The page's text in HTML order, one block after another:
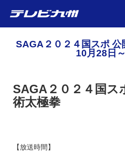
SAGA２０２４国スポ
10月28日
SAGA２０２４国
術太極拳
【放送時間】